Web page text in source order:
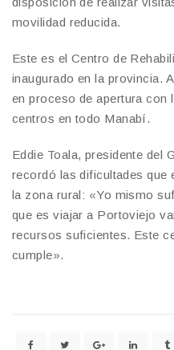
movilidad reducida.
​Este es el Centro de
inaugurado en la provincia.
en proceso de apertura con
centros en todo Manabí.
​Eddie Toala, presidente del
recordó las dificultades que
la zona rural: «Yo mismo
que es viajar a Portoviejo
recursos suficientes. Este
cumple».